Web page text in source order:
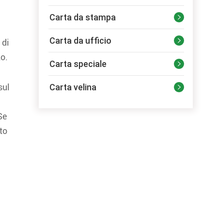
Carta da stampa 
Carta da ufficio 
Carta speciale 
Carta velina 